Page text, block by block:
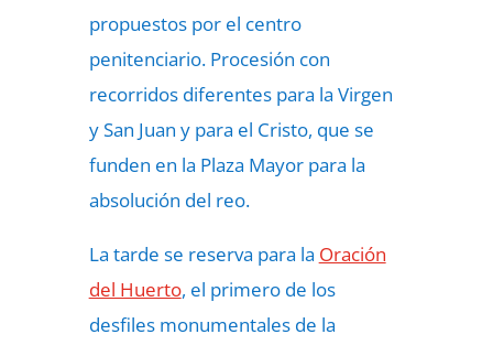
propuestos por el centro
penitenciario. Procesión con
recorridos diferentes para la Virgen
y San Juan y para el Cristo, que se
funden en la Plaza Mayor para la
absolución del reo.
La tarde se reserva para la Oración
del Huerto, el primero de los
desfiles monumentales de la